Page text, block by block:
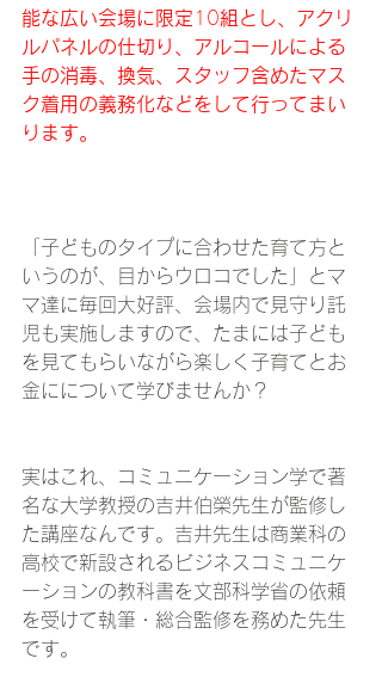
能な広い会場に限定 10組とし、アクリ
ルパネルの仕切り、アルコールによる
手の消毒、換気、スタッフ含めたマス
ク着用の義務化などをして行ってまい
ります。
「子どものタイプに合わせた育て方と
いうのが、目からウロコでした」とマ
マ達に毎回大好評、会場内で見守り託
児も実施しますので、たまには子ども
を見てもらいながら楽しく子育てとお
金にについて学びませんか？
実はこれ、コミュニケーション学で著
名な大学教授の吉井伯榮先生が監修し
た講座なんです。吉井先生は商業科の
高校で新設されるビジネスコミュニケ
ーションの教科書を文部科学省の依頼
を受けて執筆・総合監修を務めた先生
です。